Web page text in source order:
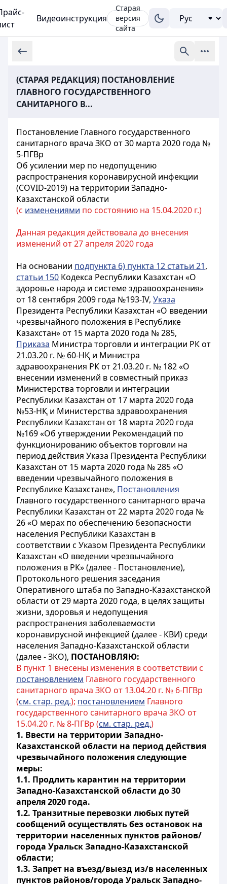
Видеоинструкция
Старая
версия
сайта
(СТАРАЯ РЕДАКЦИЯ) ПОСТАНОВЛЕНИЕ
ГЛАВНОГО ГОСУДАРСТВЕННОГО
САНИТАРНОГО В...
Постановление Главного государственного
санитарного врача ЗКО от 30 марта 2020 года №
5-ПГВр
Об усилении мер по недопущению
распространения коронавирусной инфекции
(COVID-2019) на территории Западно-
Казахстанской области
(с изменениями по состоянию на 15.04.2020 г.)
Данная редакция действовала до внесения
изменений от 27 апреля 2020 года
На основании подпункта 6) пункта 12 статьи 21,
статьи 150 Кодекса Республики Казахстан «О
здоровье народа и системе здравоохранения»
от 18 сентября 2009 года №193-IV, Указа
Президента Республики Казахстан «О введении
чрезвычайного положения в Республике
Казахстан» от 15 марта 2020 года № 285,
Приказа Министра торговли и интеграции РК от
21.03.20 г. № 60-НҚ и Министра
здравоохранения РК от 21.03.20 г. № 182 «О
внесении изменений в совместный приказ
Министерства торговли и интеграции
Республики Казахстан от 17 марта 2020 года
№53-НҚ и Министерства здравоохранения
Республики Казахстан от 18 марта 2020 года
№169 «Об утверждении Рекомендаций по
функционированию объектов торговли на
период действия Указа Президента Республики
Казахстан от 15 марта 2020 года № 285 «О
введении чрезвычайного положения в
Республике Казахстане», Постановления
Главного государственного санитарного врача
Республики Казахстан от 22 марта 2020 года №
26 «О мерах по обеспечению безопасности
населения Республики Казахстан в
соответствии с Указом Президента Республики
Казахстан «О введении чрезвычайного
положения в РК» (далее - Постановление),
Протокольного решения заседания
Оперативного штаба по Западно-Казахстанской
области от 29 марта 2020 года, в целях защиты
жизни, здоровья и недопущения
распространения заболеваемости
коронавирусной инфекцией (далее - КВИ) среди
населения Западно-Казахстанской области
(далее - ЗКО), ПОСТАНОВЛЯЮ:
В пункт 1 внесены изменения в соответствии с
постановлением Главного государственного
санитарного врача ЗКО от 13.04.20 г. № 6-ПГВр
(см. стар. ред.); постановлением Главного
государственного санитарного врача ЗКО от
15.04.20 г. № 8-ПГВр (см. стар. ред.)
1. Ввести на территории Западно-
Казахстанской области на период действия
чрезвычайного положения следующие
меры:
1.1. Продлить карантин на территории
Западно-Казахстанской области до 30
апреля 2020 года.
1.2. Транзитные перевозки любых путей
сообщений осуществлять без остановок на
территории населенных пунктов районов/
города Уральск Западно-Казахстанской
области;
1.3. Запрет на въезд/выезд из/в населенных
пунктов районов/города Уральск Западно-